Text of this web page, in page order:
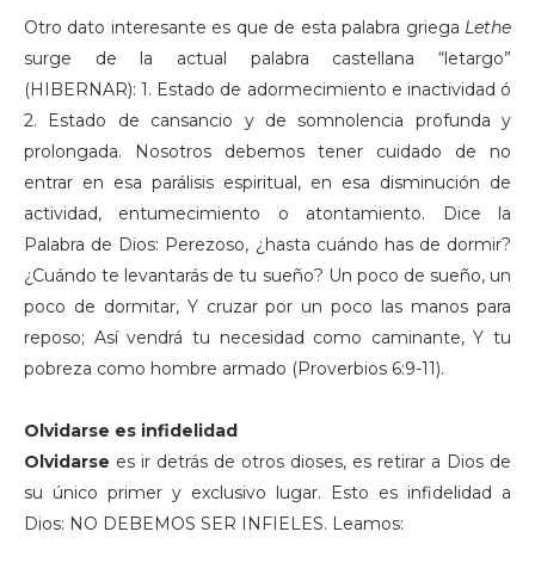
Otro dato interesante es que de esta palabra griega Lethe
surge de la actual palabra castellana “letargo”
(HIBERNAR): 1. Estado de adormecimiento e inactividad ó
2. Estado de cansancio y de somnolencia profunda y
prolongada. Nosotros debemos tener cuidado de no
entrar en esa parálisis espiritual, en esa disminución de
actividad, entumecimiento o atontamiento. Dice la
Palabra de Dios: Perezoso, ¿hasta cuándo has de dormir?
¿Cuándo te levantarás de tu sueño? Un poco de sueño, un
poco de dormitar, Y cruzar por un poco las manos para
reposo; Así vendrá tu necesidad como caminante, Y tu
pobreza como hombre armado (Proverbios 6:9-11).
Olvidarse es infidelidad
Olvidarse es ir detrás de otros dioses, es retirar a Dios de
su único primer y exclusivo lugar. Esto es infidelidad a
Dios: NO DEBEMOS SER INFIELES. Leamos: